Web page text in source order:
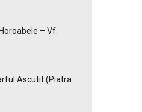
– Vf.
Ascutit (Piatra